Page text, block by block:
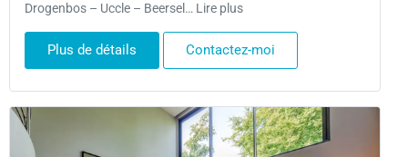
Drogenbos – Uccle – Beersel… Lire plus
Plus de détails Contactez-moi